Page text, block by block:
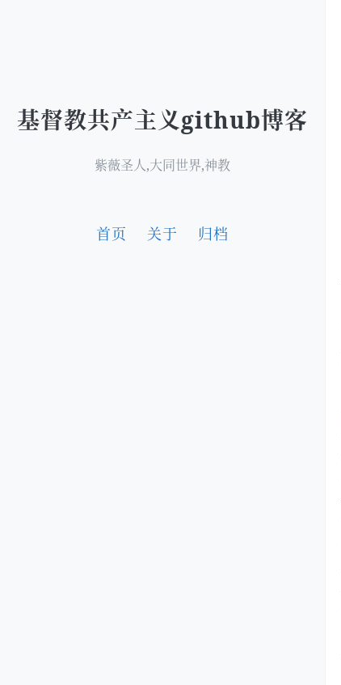
基督教共产主义github博客
紫薇圣人,大同世界,神教
首页 关于 归档